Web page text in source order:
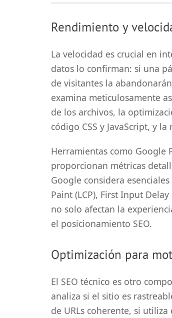
Rendimiento y
La velocidad es crucial en
datos lo confirman: si una
de visitantes la
examina meticulosamente
de los archivos, la
código CSS y JavaScript, y
Herramientas como Google
proporcionan métricas
Google considera
Paint (LCP), First Input
no solo afectan la
el posicionamiento SEO.
Optimización para
El SEO técnico es otro
analiza si el sitio es
de URLs coherente, si